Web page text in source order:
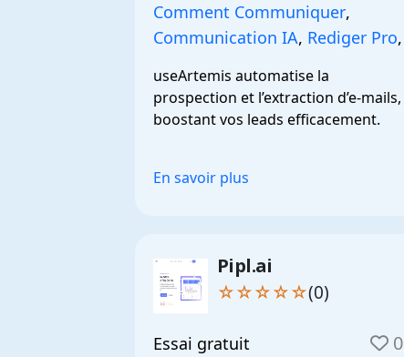
Comment Communiquer,
Communication IA, Rediger Pro,
useArtemis automatise la
prospection et l’extraction d’e-mails,
boostant vos leads efficacement.
En savoir plus
Pipl.ai
☆☆☆☆☆(0)
Essai gratuit 0